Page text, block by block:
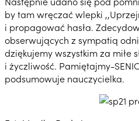
by tam wręczać wlepki
i propagować hasła.
obserwujących z sympatią
dziękujemy wszystkim za miłe
i życzliwość. Pamiętajmy-
podsumowuje nauczycielka.